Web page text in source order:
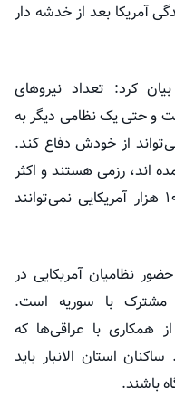
آمریکا بعد از خدشه دار
کرد: تعداد نیروهای
۲ هزار و ۵۰۰ نفر است و حتی یک نظامی دیگر به
از خودش دفاع کند.
اند، رزمی هستند و اکثر
آنها به سوریه خواهند رفت. پنج یا ۱۰ هزار آمریکایی نمی‌توانند
نظامیان آمریکایی در
مشترک با سوریه است.
همکاری با عراقی‌ها که
استان الانبار باید
باشند.